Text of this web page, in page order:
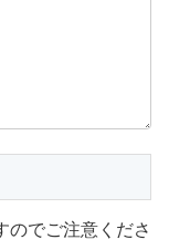
のでご注意くださ